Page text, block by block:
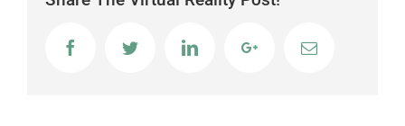
FacebookTwitter LinkedInGoogle+Email